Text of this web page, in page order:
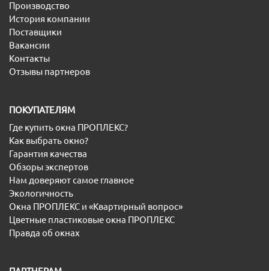
Производство
История компании
Поставщики
Вакансии
Контакты
Отзывы партнеров
ПОКУПАТЕЛЯМ
Где купить окна ПРОПЛЕКС?
Как выбрать окно?
Гарантия качества
Обзоры экспертов
Нам доверяют самое главное
Экологичность
Окна ПРОПЛЕКС и «Квартирный вопрос»
Цветные пластиковые окна ПРОПЛЕКС
Правда об окнах